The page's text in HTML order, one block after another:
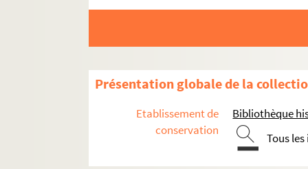
Présentation globale de la
Etablissement de
conservation
Bibliothèque
Tous
FSC-001247. Laine, Gabriel
FSE-002545. Lamare, Alain
Lastennet, Claude
FSE-002547. Launay, Bernadette
Le Berre, Chrystel
FSC-001120. Le Borris, Gilbert